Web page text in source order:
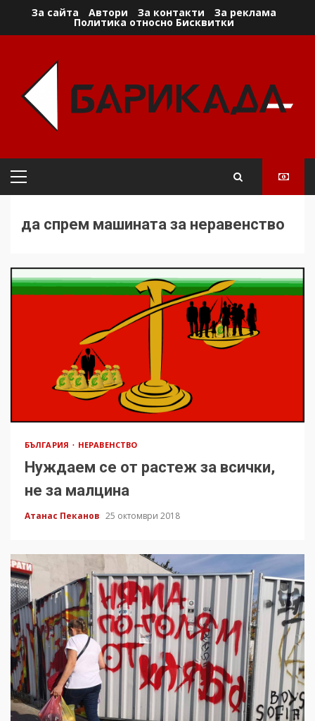
За сайта Автори За контакти За реклама
Политика относно Бисквитки
Primary
да спрем машината за неравенство
БЪЛГАРИЯ НЕРАВЕНСТВО
Нуждаем се от растеж за всички,
не за малцина
Атанас Пеканов 25 октомври 2018